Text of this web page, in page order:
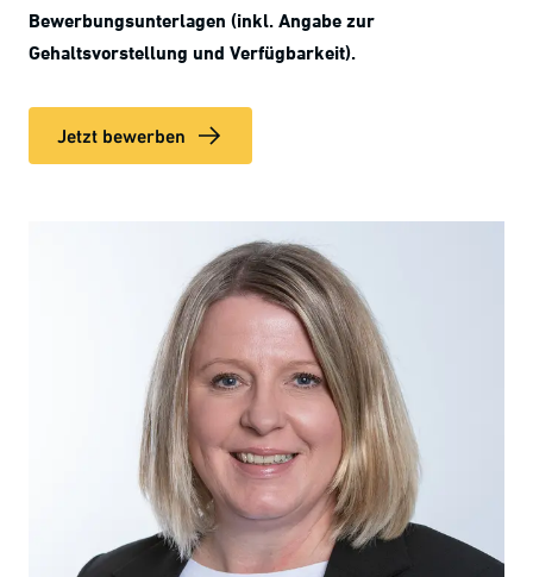
Bewerbungsunterlagen (inkl. Angabe zur
Gehaltsvorstellung und Verfügbarkeit).
Jetzt bewerben